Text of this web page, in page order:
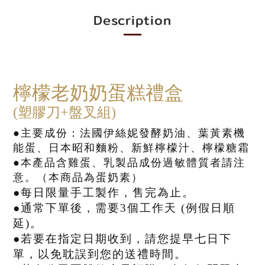
Description
檸檬老奶奶蛋糕禮盒
(塑膠刀+盤叉組)
●主要成份： 法國伊絲妮發酵奶油、葉黃素機
能蛋、日本昭和麵粉、新鮮檸檬汁、檸檬糖霜
●本產品含雞蛋、乳製品成份過敏體質者請注
意。（本商品為蛋奶素）
●每日限量手工製作，售完為止 。
●通常下單後，需要3個工作天 (例假日順
延)。
●若要在指定日期收到，請您提早七日下
單，以免耽誤到您的送禮時間。